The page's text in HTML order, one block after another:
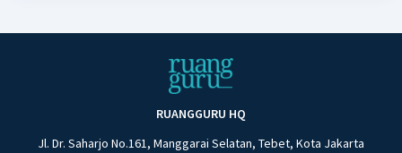
RUANGGURU HQ
Jl. Dr. Saharjo No.161, Manggarai Selatan, Tebet, Kota Jakarta